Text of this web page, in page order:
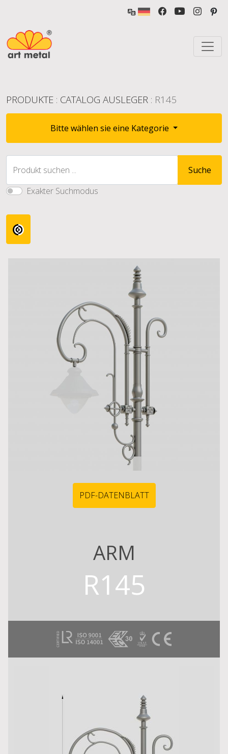
PRODUKTE : CATALOG AUSLEGER : R145
Bitte wählen sie eine Kategorie
Produkt suchen ...
Suche
Exakter Suchmodus
PDF-DATENBLATT
ARM
R145